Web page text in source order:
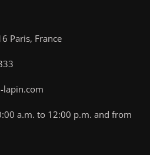
Paris, France
lapin.com
a.m. to 12:00 p.m. and from